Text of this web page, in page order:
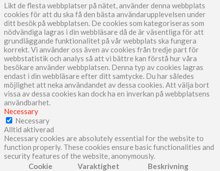
Likt de flesta webbplatser på nätet, använder denna webbplats
cookies för att du ska få den bästa användarupplevelsen under
ditt besök på webbplatsen. De cookies som kategoriseras som
nödvändiga lagras i din webbläsare då de är väsentliga för att
grundläggande funktionalitet på vår webbplats ska fungera
korrekt. Vi använder oss även av cookies från tredje part för
webbstatistik och analys så att vi bättre kan förstå hur våra
besökare använder webbplatsen. Denna typ av cookies lagras
endast i din webbläsare efter ditt samtycke. Du har således
möjlighet att neka användandet av dessa cookies. Att välja bort
vissa av dessa cookies kan dock ha en inverkan på webbplatsens
användbarhet.
Necessary
Necessary
Alltid aktiverad
Necessary cookies are absolutely essential for the website to
function properly. These cookies ensure basic functionalities and
security features of the website, anonymously.
Cookie
Varaktighet Beskrivning